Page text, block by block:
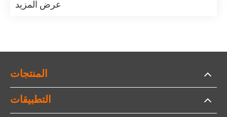
عرض المزيد
المنتجات
التطبيقات